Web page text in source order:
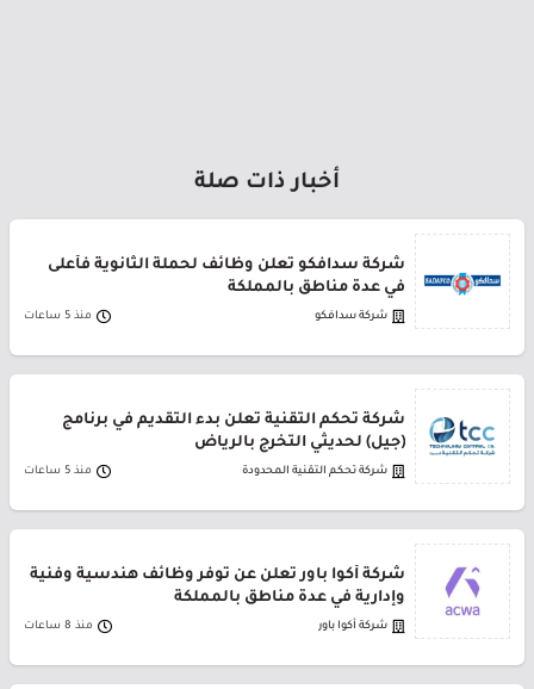
أخبار ذات صلة
شركة سدافكو تعلن وظائف لحملة الثانوية فأعلى
في عدة مناطق بالمملكة
شركة سدافكو منذ 5 ساعات
شركة تحكم التقنية تعلن بدء التقديم في برنامج
(جيل) لحديثي التخرج بالرياض
شركة تحكم التقنية المحدودة منذ 5 ساعات
شركة أكوا باور تعلن عن توفر وظائف هندسية وفنية
وإدارية في عدة مناطق بالمملكة
شركة أكوا باور منذ 8 ساعات